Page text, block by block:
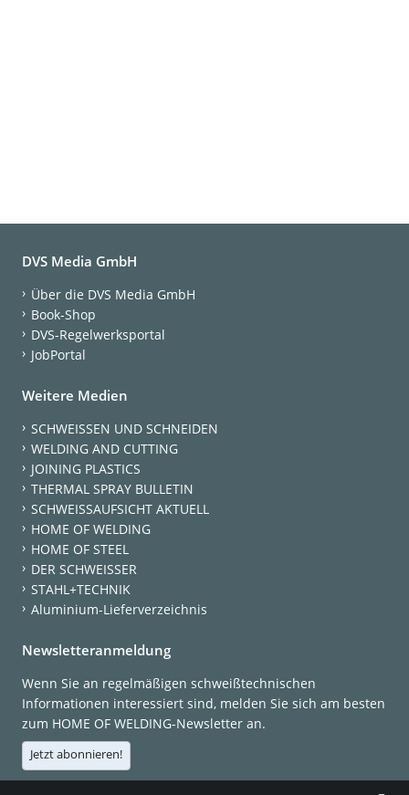
DVS Media GmbH
Über die DVS Media GmbH
Book-Shop
DVS-Regelwerksportal
JobPortal
Weitere Medien
SCHWEISSEN UND SCHNEIDEN
WELDING AND CUTTING
JOINING PLASTICS
THERMAL SPRAY BULLETIN
SCHWEISSAUFSICHT AKTUELL
HOME OF WELDING
HOME OF STEEL
DER SCHWEISSER
STAHL+TECHNIK
Aluminium-Lieferverzeichnis
Newsletteranmeldung
Wenn Sie an regelmäßigen schweißtechnischen
Informationen interessiert sind, melden Sie sich am besten
zum HOME OF WELDING-Newsletter an.
Jetzt abonnieren!